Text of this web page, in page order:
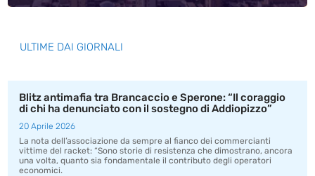
ULTIME DAI GIORNALI
Blitz antimafia tra Brancaccio e Sperone: “Il coraggio
di chi ha denunciato con il sostegno di Addiopizzo”
20 Aprile 2026
La nota dell’associazione da sempre al fianco dei commercianti
vittime del racket: “Sono storie di resistenza che dimostrano, ancora
una volta, quanto sia fondamentale il contributo degli operatori
economici.